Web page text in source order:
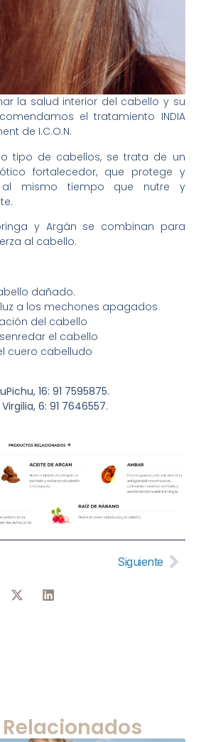
la salud interior del cabello y su
el tratamiento INDIA
de I.C.O.N.
tipo de cabellos, se trata de un
fortalecedor, que protege y
mismo tiempo que nutre y
y Argán se combinan para
al cabello.
dañado.
a los mechones apagados
del cabello
el cabello
cuero cabelludo
16: 91 7595875.
6: 91 7646557.
Siguiente